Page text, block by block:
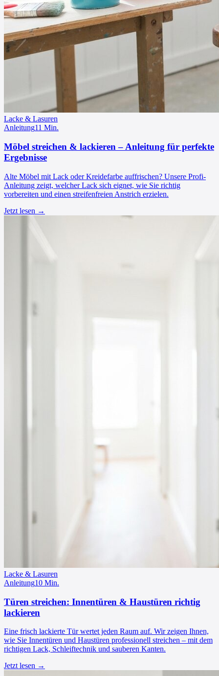
Lacke & Lasuren
Anleitung11 Min.
Möbel streichen & lackieren – Anleitung für perfekte
Ergebnisse
Alte Möbel mit Lack oder Kreidefarbe auffrischen? Unsere Profi-
Anleitung zeigt, welcher Lack sich eignet, wie Sie richtig
vorbereiten und einen streifenfreien Anstrich erzielen.
Jetzt lesen →
Lacke & Lasuren
Anleitung10 Min.
Türen streichen: Innentüren & Haustüren richtig
lackieren
Eine frisch lackierte Tür wertet jeden Raum auf. Wir zeigen Ihnen,
wie Sie Innentüren und Haustüren professionell streichen – mit dem
richtigen Lack, Schleiftechnik und sauberen Kanten.
Jetzt lesen →